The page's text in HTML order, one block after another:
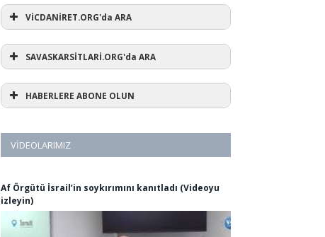
VİCDANİRET.ORG'da ARA
SAVASKARSİTLARİ.ORG'da ARA
HABERLERE ABONE OLUN
VIDEOLARIMIZ
Af Örgütü İsrail’in soykırımını kanıtladı (Videoyu
izleyin)